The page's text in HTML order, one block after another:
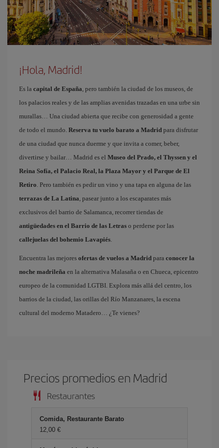
¡Hola, Madrid!
Es la capital de España, pero también la ciudad de los museos, de
los palacios reales y de las amplias avenidas trazadas en una urbe sin
murallas… Una ciudad abierta que recibe con generosidad a gente
de todo el mundo. Reserva tu vuelo barato a Madrid para disfrutar
de una ciudad que nunca duerme y que invita a comer, beber,
divertirse y bailar… Madrid es el Museo del Prado, el Thyssen y el
Reina Sofía, el Palacio Real, la Plaza Mayor y el Parque de El
Retiro. Pero también es pedir un vino y una tapa en alguna de las
terrazas de La Latina, pasear junto a los escaparates más
exclusivos del barrio de Salamanca, recorrer tiendas de
antigüedades en el Barrio de las Letras o perderse por las
callejuelas del bohemio Lavapiés.
Encuentra las mejores ofertas de vuelos a Madrid para conocer la
noche madrileña en la alternativa Malasaña o en Chueca, epicentro
europeo de la comunidad LGTBI. Explora más allá del centro, los
barrios de la ciudad, las orillas del Río Manzanares, la escena
cultural del moderno Matadero… ¿Te vienes?
Precios promedios en Madrid
Restaurantes
Comida, Restaurante Barato
12,00 €